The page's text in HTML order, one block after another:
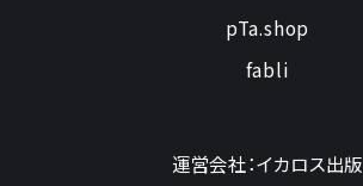
pTa.shop
fabli
運営会社：イカロス出版